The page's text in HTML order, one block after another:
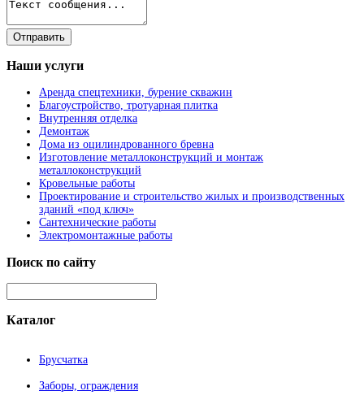
Наши услуги
Аренда спецтехники, бурение скважин
Благоустройство, тротуарная плитка
Внутренняя отделка
Демонтаж
Дома из оцилиндрованного бревна
Изготовление металлоконструкций и монтаж
металлоконструкций
Кровельные работы
Проектирование и строительство жилых и производственных
зданий «под ключ»
Сантехнические работы
Электромонтажные работы
Поиск по сайту
Каталог
Брусчатка
Заборы, ограждения